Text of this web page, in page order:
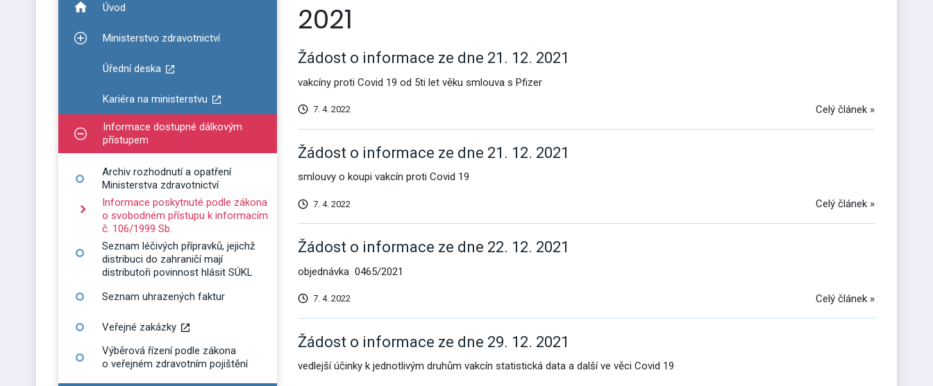
Úvod
Zobrazit podmenu pro Ministerstvo zdravotnictví
Ministerstvo zdravotnictví
Úřední deska
Kariéra na ministerstvu
Zobrazit podmenu pro Informace dostupné dálkovým přístupem
Informace dostupné dálkovým
přístupem
Archiv rozhodnutí a opatření
Ministerstva zdravotnictví
Informace poskytnuté podle zákona
o svobodném přístupu k informacím
č. 106/1999 Sb.
Seznam léčivých přípravků, jejichž
distribuci do zahraničí mají
distributoři povinnost hlásit SÚKL
Seznam uhrazených faktur
Veřejné zakázky
Výběrová řízení podle zákona
o veřejném zdravotním pojištění
2021
Žádost o informace ze dne 21. 12. 2021
vakcíny proti Covid 19 od 5ti let věku smlouva s Pfizer
7. 4. 2022 Celý článek »
Žádost o informace ze dne 21. 12. 2021
smlouvy o koupi vakcín proti Covid 19
7. 4. 2022 Celý článek »
Žádost o informace ze dne 22. 12. 2021
objednávka 0465/2021
7. 4. 2022 Celý článek »
Žádost o informace ze dne 29. 12. 2021
vedlejší účinky k jednotlivým druhům vakcín statistická data a další ve věci Covid 19